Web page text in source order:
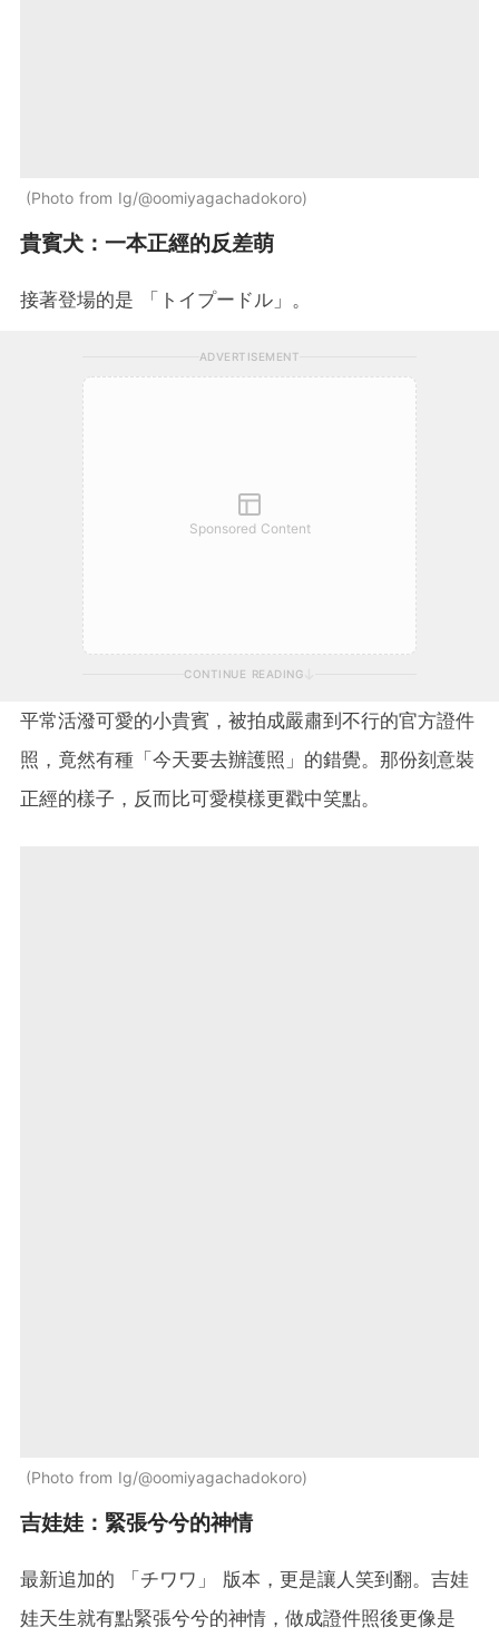
Photo from Ig/@oomiyagachadokoro
貴賓犬：一本正經的反差萌
接著登場的是 「トイプードル」。
ADVERTISEMENT
Sponsored Content
CONTINUE READING
平常活潑可愛的小貴賓，被拍成嚴肅到不行的官方證件
照，竟然有種「今天要去辦護照」的錯覺。那份刻意裝
正經的樣子，反而比可愛模樣更戳中笑點。
Photo from Ig/@oomiyagachadokoro
吉娃娃：緊張兮兮的神情
最新追加的 「チワワ」 版本，更是讓人笑到翻。吉娃
娃天生就有點緊張兮兮的神情，做成證件照後更像是